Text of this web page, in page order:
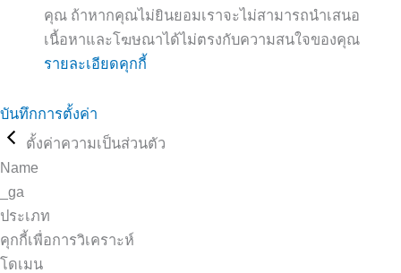
คุณ ถ้าหากคุณไม่ยินยอมเราจะไม่สามารถนำเสนอ
เนื้อหาและโฆษณาได้ไม่ตรงกับความสนใจของคุณ
รายละเอียดคุกกี้
บันทึกการตั้งค่า
ตั้งค่าความเป็นส่วนตัว
Name
_ga
ประเภท
คุกกี้เพื่อการวิเคราะห์
โดเมน